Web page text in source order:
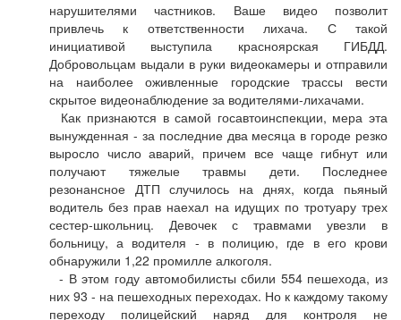
нарушителями частников. Ваше видео позволит
привлечь к ответственности лихача. С такой
инициативой выступила красноярская ГИБДД.
Добровольцам выдали в руки видеокамеры и отправили
на наиболее оживленные городские трассы вести
скрытое видеонаблюдение за водителями-лихачами.
Как признаются в самой госавтоинспекции, мера эта
вынужденная - за последние два месяца в городе резко
выросло число аварий, причем все чаще гибнут или
получают тяжелые травмы дети. Последнее
резонансное ДТП случилось на днях, когда пьяный
водитель без прав наехал на идущих по тротуару трех
сестер-школьниц. Девочек с травмами увезли в
больницу, а водителя - в полицию, где в его крови
обнаружили 1,22 промилле алкоголя.
- В этом году автомобилисты сбили 554 пешехода, из
них 93 - на пешеходных переходах. Но к каждому такому
переходу полицейский наряд для контроля не